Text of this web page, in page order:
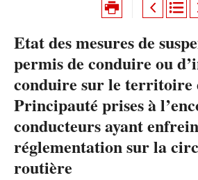
Etat des mesures de
permis de conduire ou
conduire sur le territoire
Principauté prises à
conducteurs ayant
réglementation sur la
routière